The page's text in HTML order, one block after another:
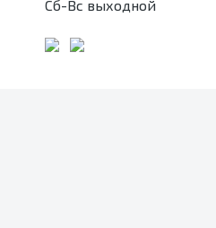
Сб-Вс выходной